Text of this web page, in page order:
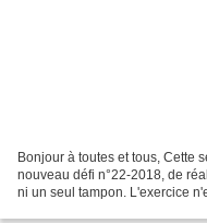
Bonjour à toutes et tous, Cette
nouveau défi n°22-2018, de
ni un seul tampon. L'exercice